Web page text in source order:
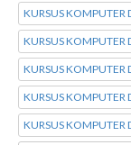
KURSUS
KURSUS KOMPUTER
KURSUS KOMPUTER
KURSUS KOMPUTER
KURSUS KOMPUTER